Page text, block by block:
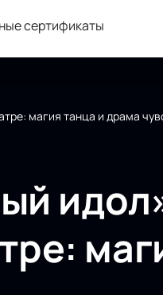
сертификаты
магия танца и драма